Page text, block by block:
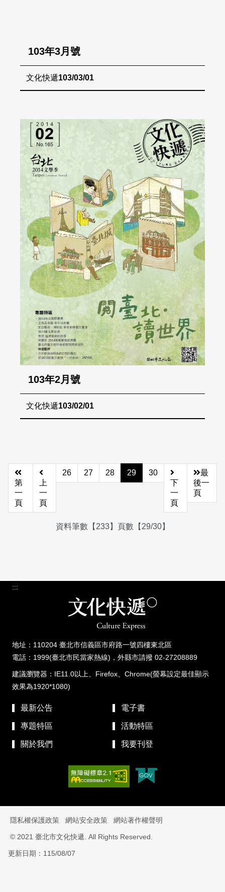
103年3月號
文化快遞103/03/01
103年2月號
文化快遞103/02/01
第
一
頁
上
一
頁
26 27 28 29
30
下
一
頁
最
後一
頁
資料筆數【233】頁數【29/30】
:::
地址：110204 臺北市信義區市府路一號四樓東北區
電話：1999(臺北市民當家熱線)，外縣市請撥 02-27208889
建議瀏覽器：IE11.0以上、Firefox、Chrome(螢幕設定最佳顯示
效果為1920*1080)
最新公告 電子書
專題特區 活動特區
關於我們 我要刊登
隱私權保護政策 網站安全政策 網站著作權聲明
© 2021 臺北市文化快遞. All Rights Reserved.
更新日期：115/08/07